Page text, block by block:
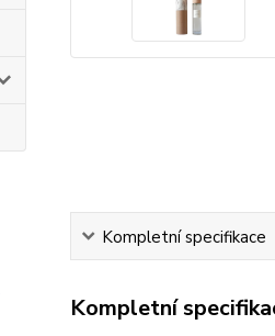
Kompletní specifikace
Kompletní